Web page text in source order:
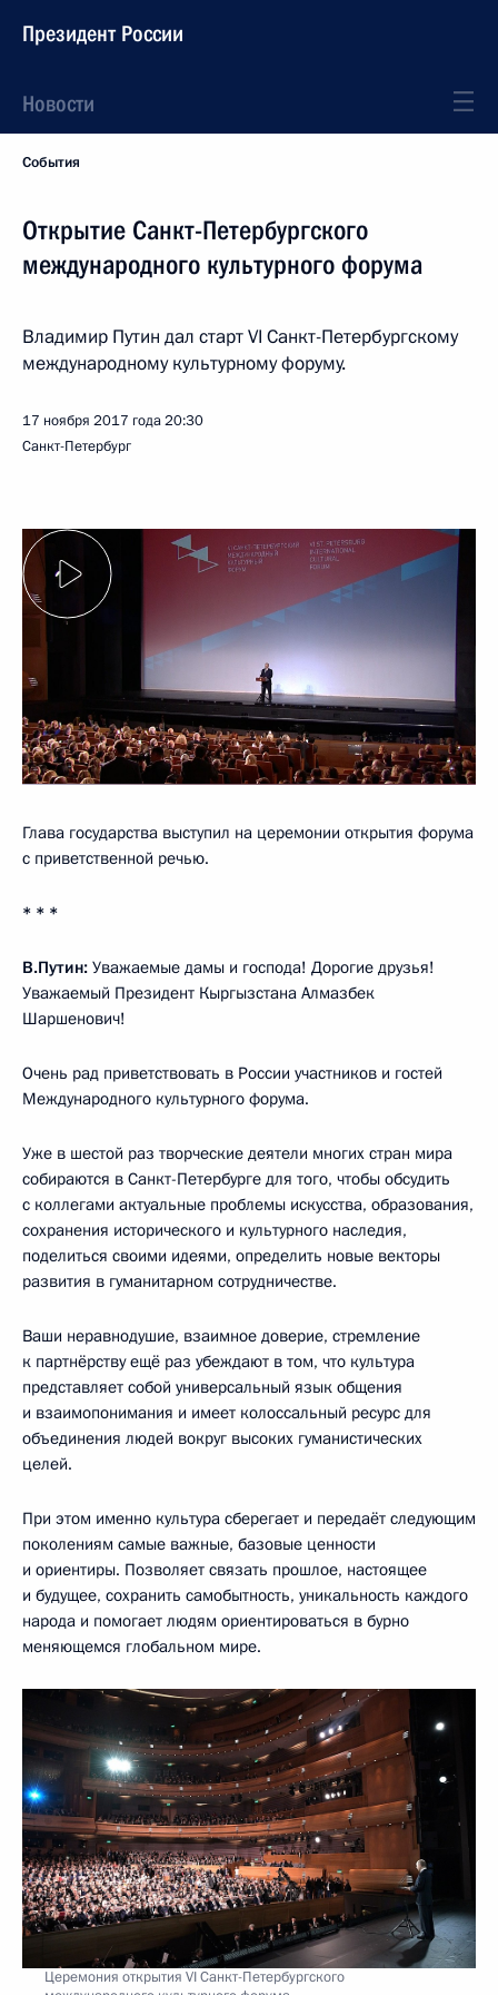
Президент России
Новости
События
Открытие Санкт-Петербургского
международного культурного форума
Владимир Путин дал старт VI Санкт-Петербургскому
международному культурному форуму.
17 ноября 2017 года20:30
Санкт-Петербург
Глава государства выступил на церемонии открытия форума
с приветственной речью.
* * *
В.Путин: Уважаемые дамы и господа! Дорогие друзья!
Уважаемый Президент Кыргызстана Алмазбек
Шаршенович!
Очень рад приветствовать в России участников и гостей
Международного культурного форума.
Уже в шестой раз творческие деятели многих стран мира
собираются в Санкт-Петербурге для того, чтобы обсудить
с коллегами актуальные проблемы искусства, образования,
сохранения исторического и культурного наследия,
поделиться своими идеями, определить новые векторы
развития в гуманитарном сотрудничестве.
Ваши неравнодушие, взаимное доверие, стремление
к партнёрству ещё раз убеждают в том, что культура
представляет собой универсальный язык общения
и взаимопонимания и имеет колоссальный ресурс для
объединения людей вокруг высоких гуманистических
целей.
При этом именно культура сберегает и передаёт следующим
поколениям самые важные, базовые ценности
и ориентиры. Позволяет связать прошлое, настоящее
и будущее, сохранить самобытность, уникальность каждого
народа и помогает людям ориентироваться в бурно
меняющемся глобальном мире.
Церемония открытия VI Санкт-Петербургского